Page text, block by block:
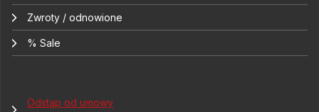
Zwroty / odnowione
% Sale
Odstąp od umowy